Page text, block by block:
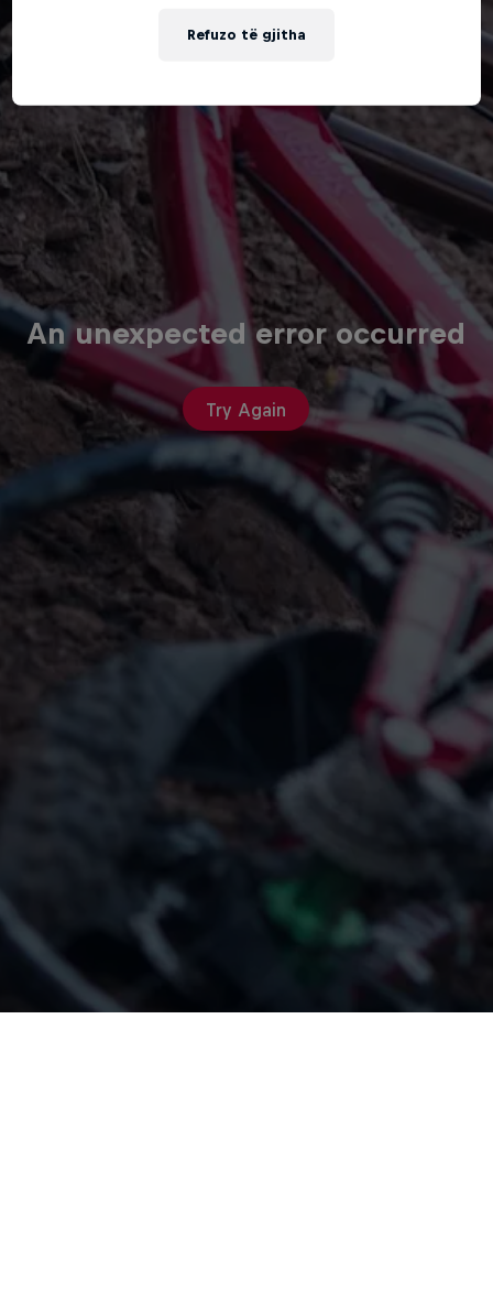
An unexpected error occurred
Try Again
Refuzo të gjitha